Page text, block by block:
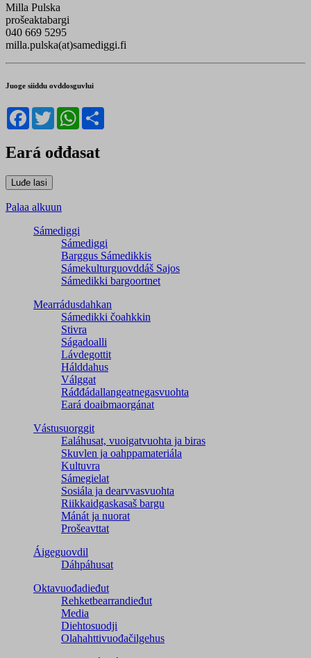
Milla Pulska
prošeaktabargi
040 669 5295
milla.pulska(at)samediggi.fi
Juoge siiddu ovddosguvlui
Facebook
TwitterWhatsApp
Eará ođđasat
Palaa alkuun
Sámediggi
Sámediggi
Barggus Sámedikkis
Sámekulturguovddáš Sajos
Sámedikki bargoortnet
Mearrádusdahkan
Sámedikki čoahkkin
Stivra
Ságadoalli
Lávdegottit
Hálddahus
Válggat
Ráđđádallangeatnegas­vuohta
Eará doaibmaorgánat
Vástusuorggit
Ealáhusat, vuoigatvuohta ja biras
Skuvlen ja oahppamateriála
Kultuvra
Sámegielat
Sosiála ja dearvvasvuohta
Riikkaidgaskasaš bargu
Mánát ja nuorat
Prošeavttat
Áigeguovdil
Dáhpáhusat
Oktavuođadieđut
Rehketbearrandieđut
Media
Diehtosuodji
Olahahttivuođačilgehus